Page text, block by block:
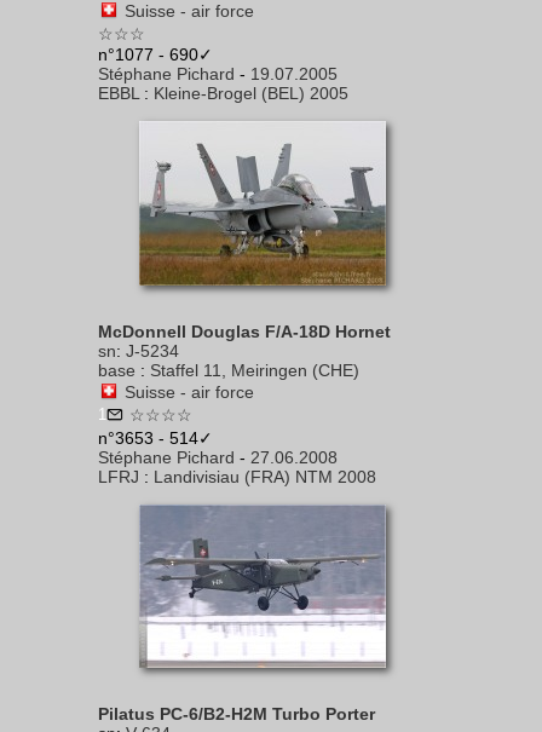
Suisse - air force
☆☆☆
n°1077 - 690✓
Stéphane Pichard - 19.07.2005
EBBL : Kleine-Brogel (BEL) 2005
McDonnell Douglas F/A-18D Hornet
sn: J-5234
base : Staffel 11, Meiringen (CHE)
Suisse - air force
1
☆☆☆☆
n°3653 - 514✓
Stéphane Pichard - 27.06.2008
LFRJ : Landivisiau (FRA) NTM 2008
Pilatus PC-6/B2-H2M Turbo Porter